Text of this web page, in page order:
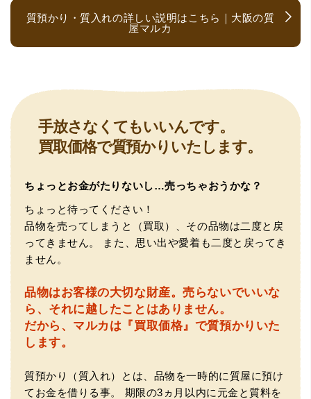
（大阪府大阪市）とても宝石に詳しく、また中古市場の仕
組みもお教えいただけ嬉しかったです。鑑別も素早く驚き
ました。宜しくお願いいたします。(楽器等、様々なジャン
ルに詳しいの流石の一言に尽きます)
（大阪府門真市）他店ではメール見積もりの時点で数千
円〜1万程度の見積もりでしたが、こちらのメールでの見積
もりは倍以上ちがうので利用させて頂きました。 対応も丁
寧で良かったです。
質預かり・質入れの詳しい説明はこちら｜大阪の質
屋マルカ
手放さなくてもいいんです。
買取価格で質預かりいたします。
ちょっとお金がたりないし…売っちゃおうかな？
ちょっと待ってください！
品物を売ってしまうと（買取）、その品物は二度と戻
ってきません。
また、思い出や愛着も二度と戻ってき
ません。
品物はお客様の大切な財産。売らないでいいな
ら、それに越したことはありません。
だから、マルカは『買取価格』で質預かりいた
します。
質預かり（質入れ）とは、品物を一時的に質屋に預け
てお金を借りる事。
期限の3ヵ月以内に元金と質料を